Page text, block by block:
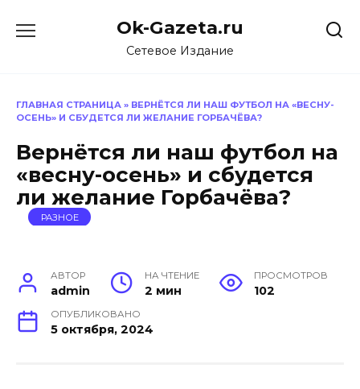
Ok-Gazeta.ru
Сетевое Издание
ГЛАВНАЯ СТРАНИЦА » ВЕРНЁТСЯ ЛИ НАШ ФУТБОЛ НА «ВЕСНУ-
ОСЕНЬ» И СБУДЕТСЯ ЛИ ЖЕЛАНИЕ ГОРБАЧЁВА?
Вернётся ли наш футбол на
«весну-осень» и сбудется
ли желание Горбачёва?
РАЗНОЕ
АВТОР
admin
НА ЧТЕНИЕ
2 мин
ПРОСМОТРОВ
102
ОПУБЛИКОВАНО
5 октября, 2024